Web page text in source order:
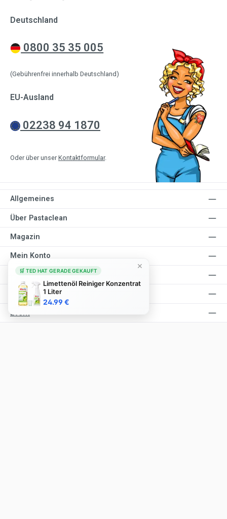
Deutschland
0800 35 35 005
(Gebührenfrei innerhalb Deutschland)
EU-Ausland
02238 94 1870
Oder über unser Kontaktformular.
Allgemeines
Über Pastaclean
Magazin
Mein Konto
Verdiene mit uns Geld
Podcast
Event
🛒 TED HAT GERADE GEKAUFT
Limettenöl Reiniger Konzentrat
1 Liter
24.99 €
×